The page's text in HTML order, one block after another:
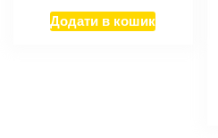
Додати в кошик